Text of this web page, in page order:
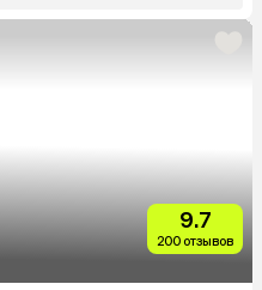
9.7
200 отзывов